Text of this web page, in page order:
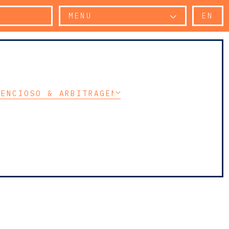
MENU EN
& ARBITRAGEM